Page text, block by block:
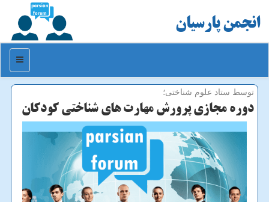
انجمن پارسیان
منو
توسط ستاد علوم شناختی؛
دوره مجازی پرورش مهارت های شناختی كودكان